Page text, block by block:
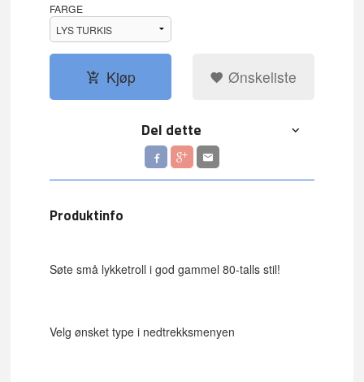
FARGE
Kjøp Ønskeliste
Del dette
Produktinfo
Søte små lykketroll i god gammel 80-talls stil!
Velg ønsket type i nedtrekksmenyen